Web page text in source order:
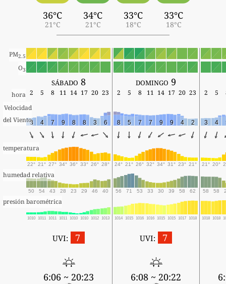
36°C
21°C
34°C
21°C
33°C
18°C
33°C
18°C
PM2.5
O3
sábado 8 domingo 9
hora 2 5 8 11 14 17 20 23 2 5 8 11 14 17 20 23 2 5
Velocidad
del Viento3 4 7 9 8 8 3 6 8 5 7 7 9 9 4 2 3 4
temperatura
22° 21° 27° 34° 36° 33° 26° 28° 24° 21° 26° 32° 34° 31° 23° 21° 21° 20°
humedad relativa
50 54 43 28 23 29 46 40 56 71 53 33 30 39 58 62 58 58
presión barométrica
1010 1011 1011 1011 1010 1010 1012 1013 1014 1015 1016 1016 1015 1015 1017 1018 1018 1018
UVI: 7
6:06 ~ 20:23
UVI: 7
6:08 ~ 20:22